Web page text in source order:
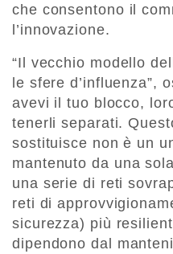
che consentono il
l’innovazione.
“Il vecchio modello
le sfere d’influenza”,
avevi il tuo blocco,
tenerli separati.
sostituisce non è un
mantenuto da una
una serie di reti
reti di
sicurezza) più
dipendono dal